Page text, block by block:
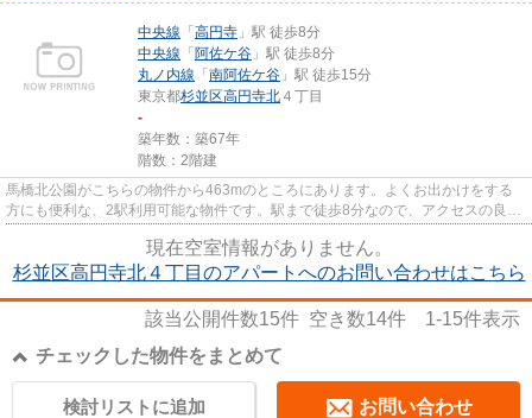
中央線 「 高円寺 」駅 徒歩8分
中央線 「 阿佐ケ谷 」駅 徒歩8分
丸ノ内線 「 南阿佐ケ谷 」駅 徒歩15分
東京都杉並区高円寺北 ４丁目
-
築年数：築67年
階数：2階建
馬橋北公園がこちらの物件から463mのところにあります。よくお出かけをする
方にも便利な、2駅利用可能な物件です。駅まで徒歩8分なので、アクセスの良い
現在空室情報がありません。
杉並区高円寺北４丁目のアパートへのお問い合わせはこちら
該当公開件数15件 空き数14件 1-15件表示
チェックした物件をまとめて
お問い合わせ
検討リストに追加